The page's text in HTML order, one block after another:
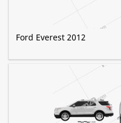
Ford Everest 2012